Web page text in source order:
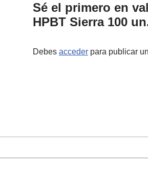
Sé el primero en
HPBT Sierra 100
Debes acceder para publicar